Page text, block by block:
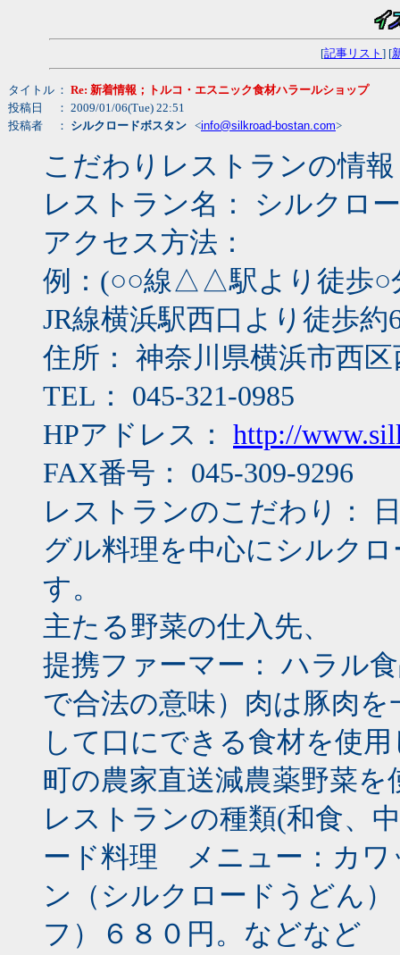
[記事リスト ] [
タイトル ： Re: 新着情報；トルコ・エスニック食材ハラールショップ
投稿日
： 2009/01/06(Tue) 22:51
投稿者
： シルクロードボスタン <info@silkroad-bostan.com>
こだわりレストランの情報
レストラン名： シルクロ
アクセス方法：
例：(○○線△△駅より徒歩○
JR線横浜駅西口より徒歩約
住所： 神奈川県横浜市西
TEL： 045-321-0985
HPアドレス： http://
FAX番号： 045-309-9296
レストランのこだわり：
グル料理を中心にシルク
す。
主たる野菜の仕入先、
提携ファーマー： ハラル
で合法の意味）肉は豚肉
して口にできる食材を使
町の農家直送減農薬野菜
レストランの種類(和食、
ード料理 メニュー：カワ
ン（シルクロードうどん
フ）６８０円。などなど